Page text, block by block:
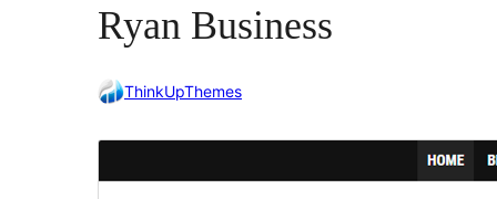
Ryan Business
ThinkUpThemes